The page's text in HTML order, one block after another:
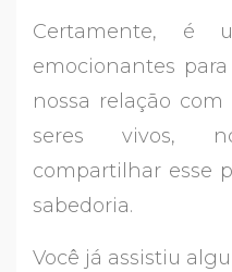
Certamente, é
emocionantes
nossa relação
seres vivos,
compartilhar esse
sabedoria.
Você já assistiu